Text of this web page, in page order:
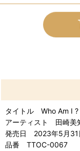
タイトル Who Am I ?
アーティスト 田崎美
発売日 2023年5月31
品番 TTOC-0067